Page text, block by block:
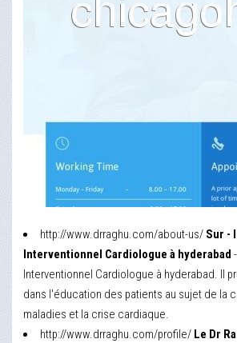
http://www.drraghu.com/about-us/ Sur -
Interventionnel Cardiologue à hyderabad
Interventionnel Cardiologue à hyderabad. Il
dans l'éducation des patients au sujet de la
maladies et la crise cardiaque.
http://www.drraghu.com/profile/ Le Dr